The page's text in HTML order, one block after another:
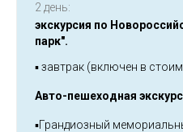
2 день:
экскурсия по
парк".
▪️ завтрак (включен в
Авто-пешеходная
▪️Грандиозный